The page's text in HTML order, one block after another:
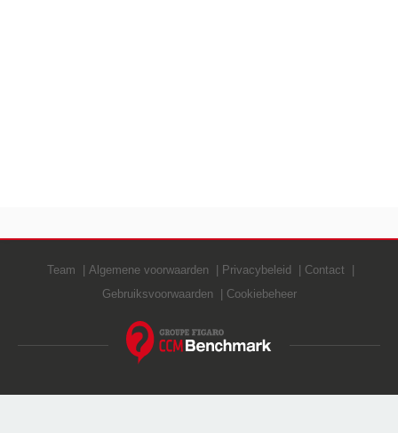
Team Algemene voorwaarden Privacybeleid
Contact
Gebruiksvoorwaarden
Cookiebeheer